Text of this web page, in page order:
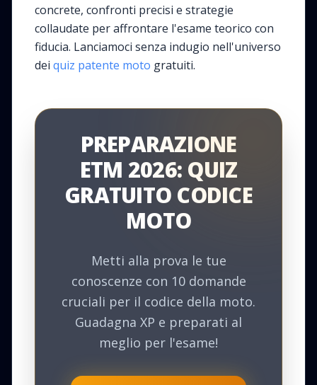
concrete, confronti precisi e strategie
collaudate per affrontare l'esame teorico con
fiducia. Lanciamoci senza indugio nell'universo
dei quiz patente moto gratuiti.
PREPARAZIONE
ETM 2026: QUIZ
GRATUITO CODICE
MOTO
Metti alla prova le tue
conoscenze con 10 domande
cruciali per il codice della moto.
Guadagna XP e preparati al
meglio per l'esame!